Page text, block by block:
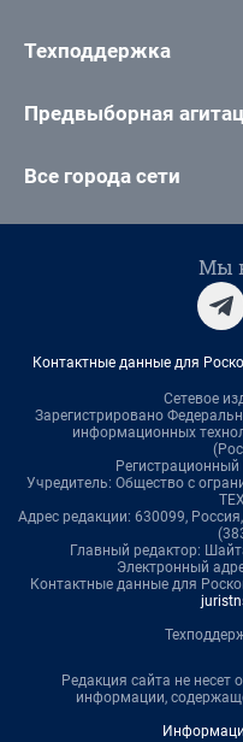
Техподдержка
Предвыборная
Все города сети
Мы
Контактные данные для
Сетевое
Зарегистрировано
информационных
Учредитель: Общество с
Адрес редакции: 630099,
Главный редактор:
Электронный
Контактные данные для
Редакция сайта не несет
информации,